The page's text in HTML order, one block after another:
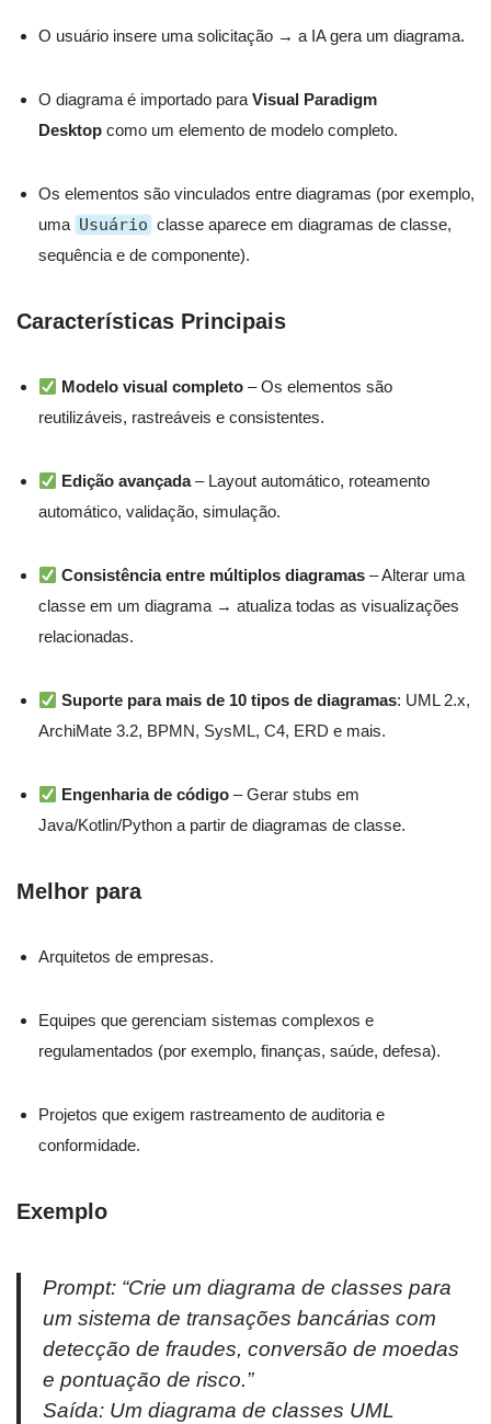
O usuário insere uma solicitação → a IA gera um diagrama.
O diagrama é importado para Visual Paradigm
Desktop como um elemento de modelo completo.
Os elementos são vinculados entre diagramas (por exemplo,
uma Usuário classe aparece em diagramas de classe,
sequência e de componente).
Características Principais
Modelo visual completo – Os elementos são
reutilizáveis, rastreáveis e consistentes.
Edição avançada– Layout automático, roteamento
automático, validação, simulação.
Consistência entre múltiplos diagramas – Alterar uma
classe em um diagrama → atualiza todas as visualizações
relacionadas.
Suporte para mais de 10 tipos de diagramas: UML 2.x,
ArchiMate 3.2, BPMN, SysML, C4, ERD e mais.
Engenharia de código – Gerar stubs em
Java/Kotlin/Python a partir de diagramas de classe.
Melhor para
Arquitetos de empresas.
Equipes que gerenciam sistemas complexos e
regulamentados (por exemplo, finanças, saúde, defesa).
Projetos que exigem rastreamento de auditoria e
conformidade.
Exemplo
Prompt: “Crie um diagrama de classes para
um sistema de transações bancárias com
detecção de fraudes, conversão de moedas
e pontuação de risco.”
Saída: Um diagrama de classes UML